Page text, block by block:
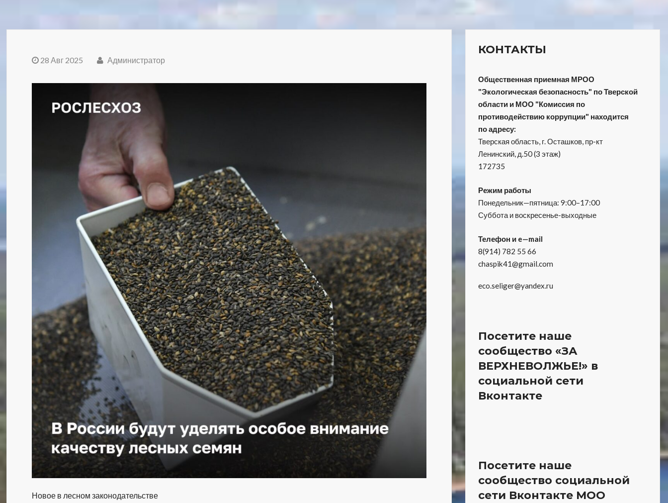
28 Авг 2025 Администратор
Новое в лесном законодательстве
КОНТАКТЫ
Общественная приемная МРОО
"Экологическая безопасность" по Тверской
области и МОО "Комиссия по
противодействию коррупции" находится
по адресу:
Тверская область, г. Осташков, пр-кт
Ленинский, д.50 (3 этаж)
172735
Режим работы
Понедельник—пятница: 9:00–17:00
Суббота и воскресенье-выходные
Телефон и e—mail
8(914) 782 55 66
chaspik41@gmail.com
eco.seliger@yandex.ru
Посетите наше
сообщество «ЗА
ВЕРХНЕВОЛЖЬЕ!» в
социальной сети
Вконтакте
Посетите наше
сообщество социальной
сети Вконтакте МОО